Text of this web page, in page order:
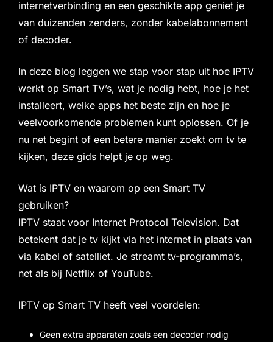
internetverbinding en een geschikte app geniet je
van duizenden zenders, zonder kabelabonnement
of decoder.
In deze blog leggen we stap voor stap uit hoe IPTV
werkt op Smart TV’s, wat je nodig hebt, hoe je het
installeert, welke apps het beste zijn en hoe je
veelvoorkomende problemen kunt oplossen. Of je
nu net begint of een betere manier zoekt om tv te
kijken, deze gids helpt je op weg.
Wat is IPTV en waarom op een Smart TV
gebruiken?
IPTV staat voor Internet Protocol Television. Dat
betekent dat je tv kijkt via het internet in plaats van
via kabel of satelliet. Je streamt tv-programma’s,
net als bij Netflix of YouTube.
IPTV op Smart TV heeft veel voordelen:
Geen extra apparaten zoals een decoder nodig